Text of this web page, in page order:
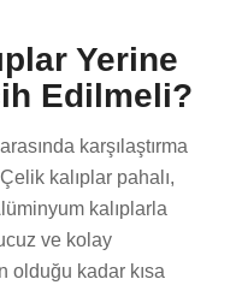
Yerine
Edilmeli?
karşılaştırma
kalıplar pahalı,
kalıplarla
ucuz ve kolay
olduğu kadar kısa